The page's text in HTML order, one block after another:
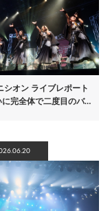
シオン ライブレポート
に完全体で二度目のバ…